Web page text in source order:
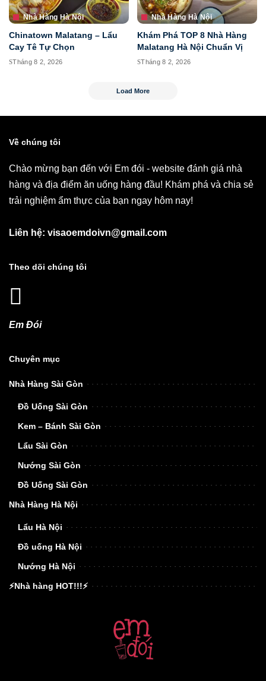
Nhà Hàng Hà Nội
Chinatown Malatang – Lẩu
Cay Tê Tự Chọn
Tháng 8 2, 2026
Nhà Hàng Hà Nội
Khám Phá TOP 8 Nhà Hàng
Malatang Hà Nội Chuẩn Vị
Tháng 8 2, 2026
Load More
Về chúng tôi
Chào mừng bạn đến với Em đói - website đánh giá nhà
hàng và địa điểm ăn uống hàng đầu! Khám phá và chia sẻ
trải nghiệm ẩm thực của bạn ngay hôm nay!
Liên hệ: visaoemdoivn@gmail.com
Theo dõi chúng tôi
Em Đói
Chuyên mục
Nhà Hàng Sài Gòn
Đồ Uống Sài Gòn
Kem – Bánh Sài Gòn
Lẩu Sài Gòn
Nướng Sài Gòn
Đồ Uống Sài Gòn
Nhà Hàng Hà Nội
Lẩu Hà Nội
Đồ uống Hà Nội
Nướng Hà Nội
⚡Nhà hàng HOT!!!⚡